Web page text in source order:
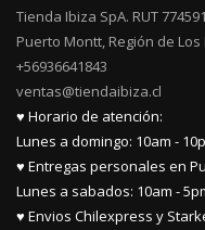
Tienda Ibiza SpA. RUT
Puerto Montt, Región de Los
+56936641843
ventas@tiendaibiza.cl
♥ Horario de atención:
Lunes a domingo: 10am -
♥ Entregas personales en
Lunes a sabados: 10am -
♥ Envios Chilexpress y